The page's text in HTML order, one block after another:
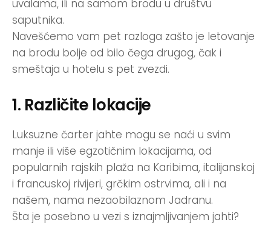
uvalama, ili na samom brodu u društvu
saputnika.
Navešćemo vam pet razloga zašto je letovanje
na brodu bolje od bilo čega drugog, čak i
smeštaja u hotelu s pet zvezdi.
1. Različite lokacije
Luksuzne čarter jahte mogu se naći u svim
manje ili više egzotičnim lokacijama, od
popularnih rajskih plaža na Karibima, italijanskoj
i francuskoj rivijeri, grčkim ostrvima, ali i na
našem, nama nezaobilaznom Jadranu.
Šta je posebno u vezi s iznajmljivanjem jahti?